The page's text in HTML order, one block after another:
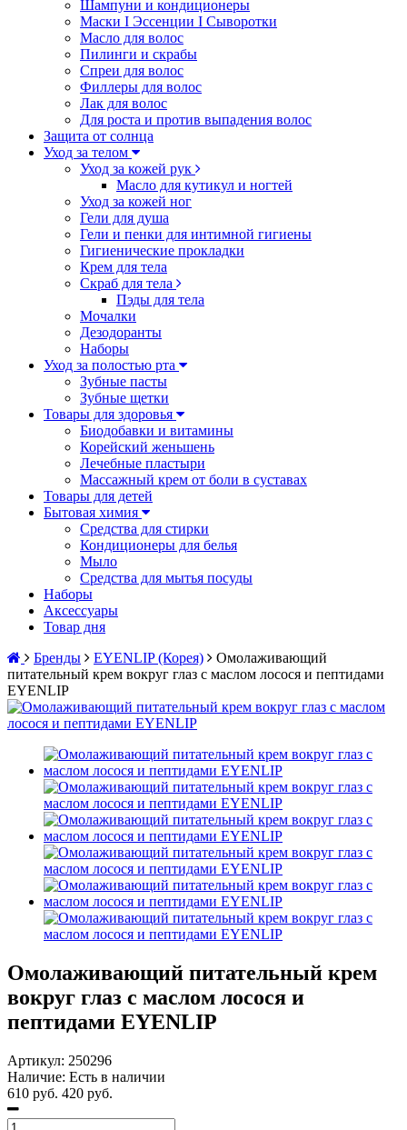
Шампуни и кондиционеры
Маски I Эссенции I Сыворотки
Масло для волос
Пилинги и скрабы
Спреи для волос
Филлеры для волос
Лак для волос
Для роста и против выпадения волос
Защита от солнца
Уход за телом
Уход за кожей рук
Масло для кутикул и ногтей
Уход за кожей ног
Гели для душа
Гели и пенки для интимной гигиены
Гигиенические прокладки
Крем для тела
Скраб для тела
Пэды для тела
Мочалки
Дезодоранты
Наборы
Уход за полостью рта
Зубные пасты
Зубные щетки
Товары для здоровья
Биодобавки и витамины
Корейский женьшень
Лечебные пластыри
Массажный крем от боли в суставах
Товары для детей
Бытовая химия
Средства для стирки
Кондиционеры для белья
Мыло
Средства для мытья посуды
Наборы
Аксессуары
Товар дня
Бренды
EYENLIP (Корея)
Омолаживающий
питательный крем вокруг глаз с маслом лосося и пептидами
EYENLIP
Омолаживающий питательный крем
вокруг глаз с маслом лосося и
пептидами EYENLIP
Артикул: 250296
Наличие: Есть в наличии
610 руб. 420 руб.